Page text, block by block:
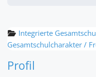
Integrierte
Gesamtschulcharakter /
Profil